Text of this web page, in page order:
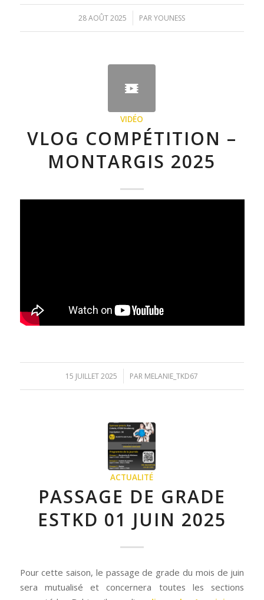
28 AOÛT 2025
/ PARYOUNESS
VIDÉO
VLOG COMPÉTITION –
MONTARGIS 2025
15 JUILLET 2025
/ PAR MELANIE_TKD67
ACTUALITÉ
PASSAGE DE GRADE
ESTKD 01 JUIN 2025
Pour cette saison, le passage de grade du mois de juin
sera mutualisé et concernera toutes les sections